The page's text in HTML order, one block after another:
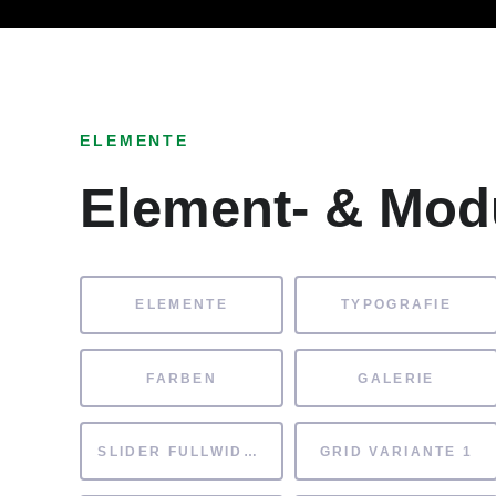
ELEMENTE
Element- &
ELEMENTE TYPOGRAFIE
FARBEN GALERIE
SLIDER FULLWIDTH GRID VARIANTE 1